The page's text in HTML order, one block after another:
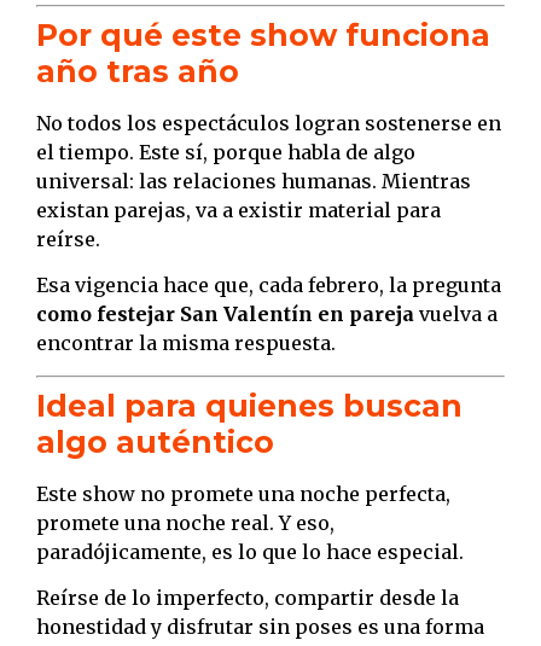
Por qué este show funciona
año tras año
No todos los espectáculos logran sostenerse en
el tiempo. Este sí, porque habla de algo
universal: las relaciones humanas. Mientras
existan parejas, va a existir material para
reírse.
Esa vigencia hace que, cada febrero, la pregunta
como festejar San Valentín en pareja vuelva a
encontrar la misma respuesta.
Ideal para quienes buscan
algo auténtico
Este show no promete una noche perfecta,
promete una noche real. Y eso,
paradójicamente, es lo que lo hace especial.
Reírse de lo imperfecto, compartir desde la
honestidad y disfrutar sin poses es una forma